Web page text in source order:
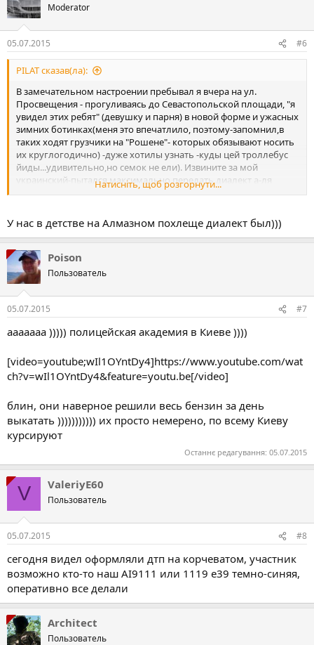
Moderator
05.07.2015 #6
PILAT сказав(ла):
В замечательном настроении пребывал я вчера на ул.
Просвещения - прогуливаясь до Севастопольской площади, "я
увидел этих ребят" (девушку и парня) в новой форме и ужасных
зимних ботинках(меня это впечатлило, поэтому-запомнил,в
таких ходят грузчики на "Рошене"- которых обязывают носить
их круглогодично) -дуже хотилы узнать -куды цей троллебус
йиды...удивительно,но семок не ели). Извините за мой
украинский-пытался максимально передать диалект а-ля
Полтава-"Алмазный" 90-х годов... Девушка даже немного
BUD, и снова встретил уже других полициантив -я с ними рядом
курил и пил пиво на остановке-ноль внимания! Возможно, это
пивом пока не реагируют))
Натисніть, щоб розгорнути...
У нас в детстве на Алмазном похлеще диалект был)))
Poison
Пользователь
05.07.2015 #7
ааааааа ))))) полицейская академия в Киеве ))))
[video=youtube;wIl1OYntDy4]https://www.youtube.com/wat
ch?v=wIl1OYntDy4&feature=youtu.be[/video]
блин, они наверное решили весь бензин за день
выкатать ))))))))))) их просто немерено, по всему Киеву
курсируют
Останнє редагування: 05.07.2015
V ValeriyE60
Пользователь
05.07.2015 #8
сегодня видел оформляли дтп на корчеватом, участник
возможно кто-то наш АІ9111 или 1119 е39 темно-синяя,
оперативно все делали
Architect
Пользователь